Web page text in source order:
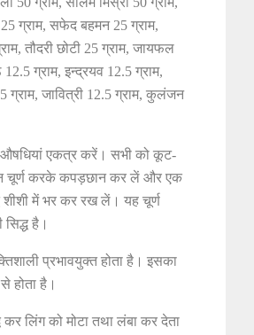
ग्राम, सफेद बहमन 25 ग्राम,
तौदरी छोटी 25 ग्राम, जायफल
12.5 ग्राम, इन्द्रयव 12.5 ग्राम,
ग्राम, जावित्री 12.5 ग्राम, कुलंजन
एकत्र करें। सभी को कूट-
चूर्ण करके कपड़छान कर लें और एक
शीशी में भर कर रख लें। यह चूर्ण
है।
प्रभावयुक्त होता है। इसका
होता है।
कर लिंग को मोटा तथा लंबा कर देता